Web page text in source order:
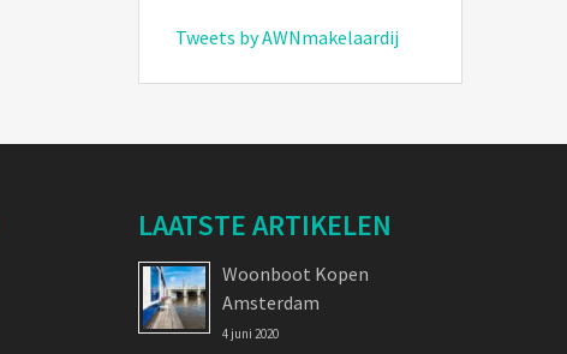
Tweets by AWNmakelaardij
LAATSTE ARTIKELEN
Woonboot Kopen
Amsterdam
4 juni 2020